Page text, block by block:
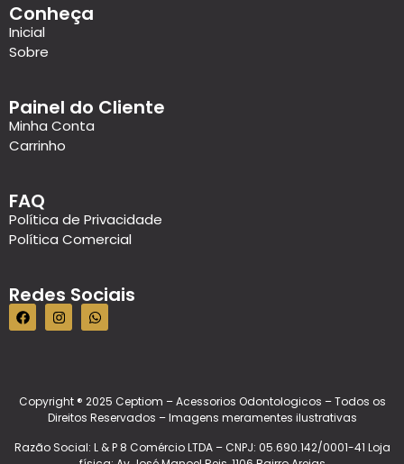
Conheça
Inicial
Sobre
Painel do Cliente
Minha Conta
Carrinho
FAQ
Política de Privacidade
Política Comercial
Redes Sociais
Copyright ® 2025 Ceptiom – Acessorios Odontologicos – Todos os
Direitos Reservados – Imagens meramentes ilustrativas
Razão Social: L & P 8 Comércio LTDA – CNPJ: 05.690.142/0001-41 Loja